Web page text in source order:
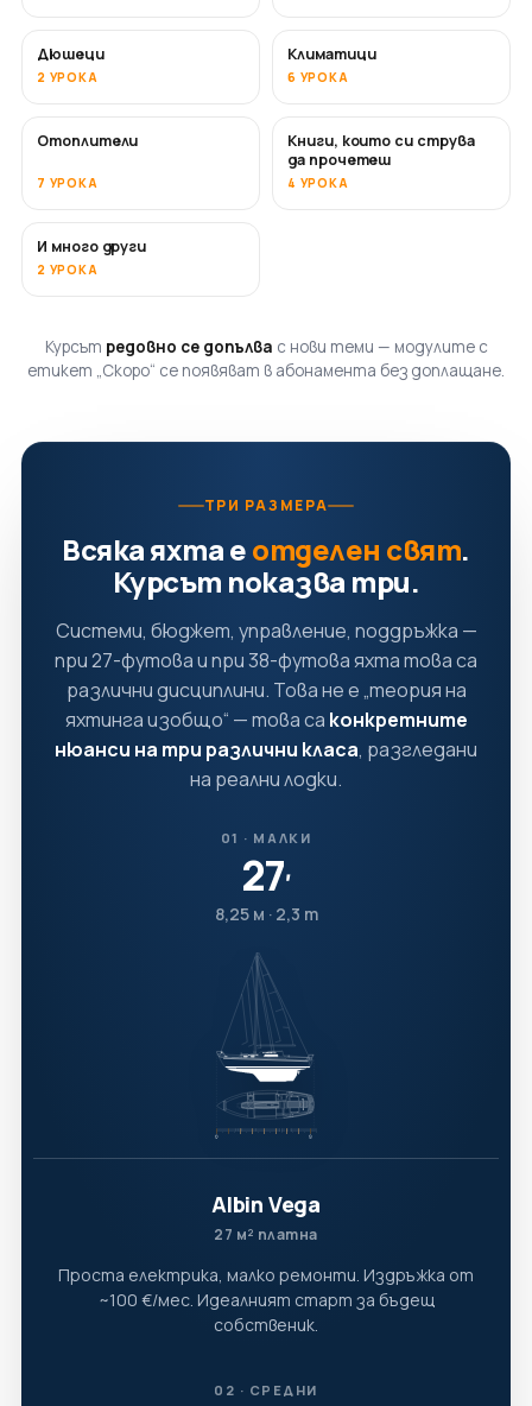
Дюшеци
2 УРОКА
СКОРО
Климатици
6 УРОКА
СКОРО
Отоплители
7 УРОКА
СКОРО
Книги, които си струва
да прочетеш
4 УРОКА
СКОРО
И много други
2 УРОКА
Курсът редовно се допълва с нови теми — модулите с
етикет „Скоро“ се появяват в абонамента без доплащане.
ТРИ РАЗМЕРА
Всяка яхта еотделен свят.
Курсът показва три.
Системи, бюджет, управление, поддръжка —
при 27-футова и при 38-футова яхта това са
различни дисциплини. Това не е „теория на
яхтинга изобщо“ — това са конкретните
нюанси на три различни класа, разгледани
на реални лодки.
01 · МАЛКИ
27′
8,25 м · 2,3 т
Albin Vega
27 м² платна
Проста електрика, малко ремонти. Издръжка от
~100 €/мес. Идеалният старт за бъдещ
собственик.
02 · СРЕДНИ